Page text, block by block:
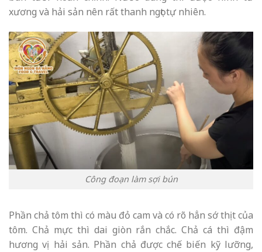
xương và hải sản nên rất thanh ngọt tự nhiên.
Công đoạn làm sợi bún
Phần chả tôm thì có màu đỏ cam và có rõ hẳn sớ thịt của
tôm. Chả mực thì dai giòn rắn chắc. Chả cá thì đậm
hương vị hải sản. Phần chả được chế biến kỹ lưỡng,